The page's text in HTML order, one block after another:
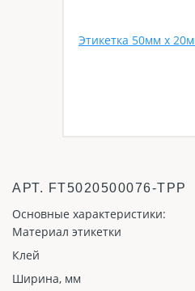
АРТ. FT5020500076-TPP
Основные характеристики:
Материал этикетки
Клей
Ширина, мм